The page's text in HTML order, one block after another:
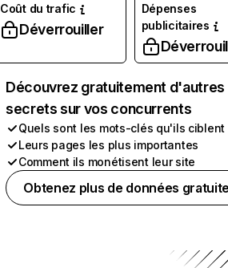
Coût du trafic
Déverrouiller
Dépenses
publicitaires
Découvrez gratuitement d'autres
secrets sur vos concurrents
Quels sont les mots-clés qu'ils ciblent
Leurs pages les plus importantes
Comment ils monétisent leur site
Obtenez plus de données